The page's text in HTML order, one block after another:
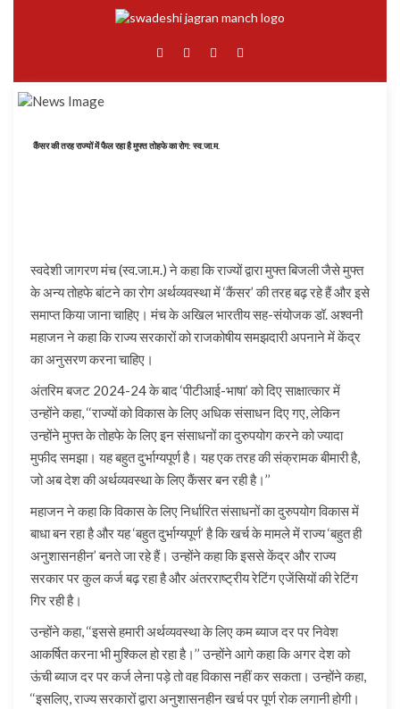
कैंसर की तरह राज्यों में फैल रहा है मुफ्त तोहफे का रोग: स्व.जा.म.
स्वदेशी जागरण मंच (स्व.जा.म.) ने कहा कि राज्यों द्वारा मुफ्त बिजली जैसे मुफ्त
के अन्य तोहफे बांटने का रोग अर्थव्यवस्था में ‘कैंसर’ की तरह बढ़ रहे हैं और इसे
समाप्त किया जाना चाहिए। मंच के अखिल भारतीय सह-संयोजक डॉ. अश्वनी
महाजन ने कहा कि राज्य सरकारों को राजकोषीय समझदारी अपनाने में केंद्र
का अनुसरण करना चाहिए।
अंतरिम बजट 2024-24 के बाद ‘पीटीआई-भाषा’ को दिए साक्षात्कार में
उन्होंने कहा, ‘‘राज्यों को विकास के लिए अधिक संसाधन दिए गए, लेकिन
उन्होंने मुफ्त के तोहफे के लिए इन संसाधनों का दुरुपयोग करने को ज्यादा
मुफीद समझा। यह बहुत दुर्भाग्यपूर्ण है। यह एक तरह की संक्रामक बीमारी है,
जो अब देश की अर्थव्यवस्था के लिए कैंसर बन रही है।’’
महाजन ने कहा कि विकास के लिए निर्धारित संसाधनों का दुरुपयोग विकास में
बाधा बन रहा है और यह ‘बहुत दुर्भाग्यपूर्ण’ है कि खर्च के मामले में राज्य ‘बहुत ही
अनुशासनहीन’ बनते जा रहे हैं। उन्होंने कहा कि इससे केंद्र और राज्य
सरकार पर कुल कर्ज बढ़ रहा है और अंतरराष्ट्रीय रेटिंग एजेंसियों की रेटिंग
गिर रही है।
उन्होंने कहा, ‘‘इससे हमारी अर्थव्यवस्था के लिए कम ब्याज दर पर निवेश
आकर्षित करना भी मुश्किल हो रहा है।’’ उन्होंने आगे कहा कि अगर देश को
ऊंची ब्याज दर पर कर्ज लेना पड़े तो वह विकास नहीं कर सकता। उन्होंने कहा,
‘‘इसलिए, राज्य सरकारों द्वारा अनुशासनहीन खर्च पर पूर्ण रोक लगानी होगी।